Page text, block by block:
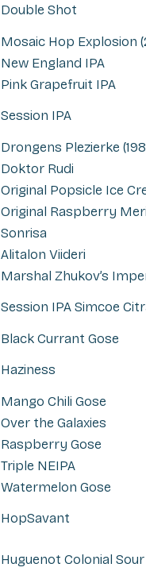
Double Shot
Mosaic Hop Explosion
New England IPA
Pink Grapefruit IPA
Session IPA
Drongens Plezierke
Doktor Rudi
Original Popsicle Ice
Original Raspberry
Sonrisa
Alitalon Viideri
Marshal Zhukov’s
Session IPA Simcoe
Black Currant Gose
Haziness
Mango Chili Gose
Over the Galaxies
Raspberry Gose
Triple NEIPA
Watermelon Gose
HopSavant
Huguenot Colonial